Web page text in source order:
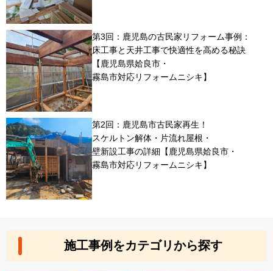
第3回：鹿児島の古民家リフォーム事例：
床工事と天井工事で快適性を高める秘訣
【鹿児島県姶良市・
霧島市対応リフォームニシキ】
第2回：鹿児島市古民家再生！
スケルトン解体・片流れ屋根・
壁新設工事の詳細【鹿児島県姶良市・
霧島市対応リフォームニシキ】
施工事例をカテゴリから探す